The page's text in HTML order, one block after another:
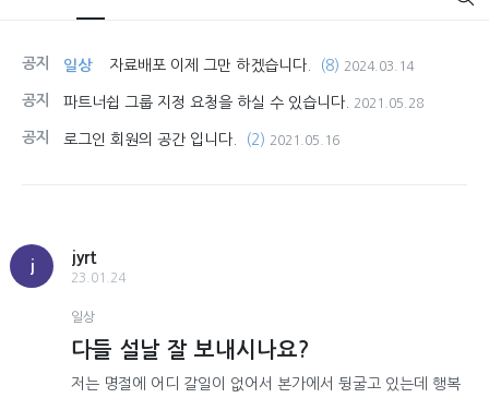
공지 일상 자료배포 이제 그만 하겠습니다. (8) 2024.03.14
공지 파트너쉽 그룹 지정 요청을 하실 수 있습니다. 2021.05.28
공지 로그인 회원의 공간 입니다. (2) 2021.05.16
j
jyrt
23.01.24
일상
다들 설날 잘 보내시나요?
저는 명절에 어디 갈일이 없어서 본가에서 뒹굴고 있는데 행복